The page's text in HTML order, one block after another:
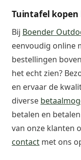
Tuintafel
Bij Boender
eenvoudig online
bestellingen
het echt zien?
en ervaar de
diverse
betalen en
van onze klanten
contact met ons